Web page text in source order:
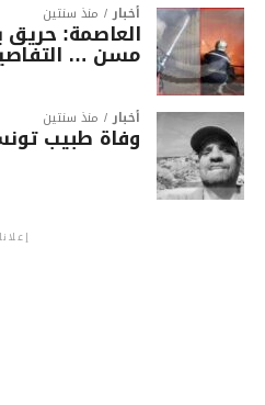
أخبار منذ سنتين
العاصمة:
مسن …
أخبار منذ سنتين
وفاة طبيب